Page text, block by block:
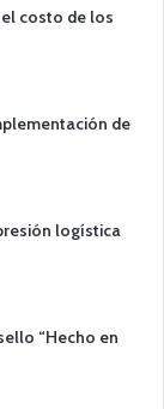
costo de los
de
logística
“Hecho en